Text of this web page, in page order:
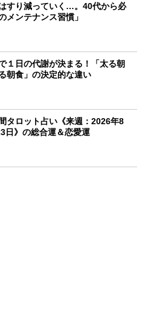
すり減っていく…。40代から必
メンテナンス習慣」
１日の代謝が決まる！「太る朝
朝食」の決定的な違い
タロット占い《来週：2026年8
日》の総合運＆恋愛運